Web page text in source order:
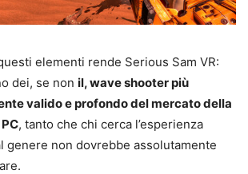
elementi rende Serious Sam VR:
dei, se non il, wave shooter più
valido e profondo del mercato della
, tanto che chi cerca l’esperienza
genere non dovrebbe assolutamente